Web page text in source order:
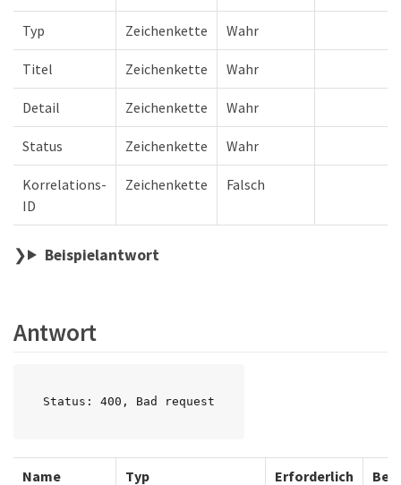
Typ Zeichenkette Wahr
Titel Zeichenkette Wahr
Detail Zeichenkette Wahr
Status Zeichenkette Wahr
Korrelations-
ID
Zeichenkette Falsch
Beispielantwort
Antwort
Status: 400, Bad request
Name Typ Erforderlich